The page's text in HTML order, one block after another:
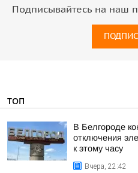
Подписывайтесь на наш
ТОП
В Белгороде
отключения
к этому часу
Вчера, 22:42